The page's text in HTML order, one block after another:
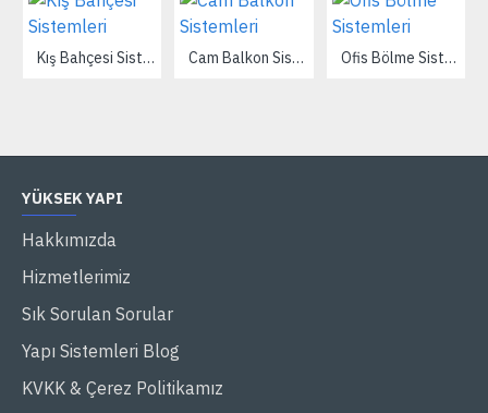
Kış Bahçesi Sistemleri Cam Balkon Sistemleri Ofis Bölme Sistemleri
YÜKSEK YAPI
Hakkımızda
Hizmetlerimiz
Sık Sorulan Sorular
Yapı Sistemleri Blog
KVKK & Çerez Politikamız